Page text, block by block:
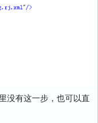
有这一步，也可以直